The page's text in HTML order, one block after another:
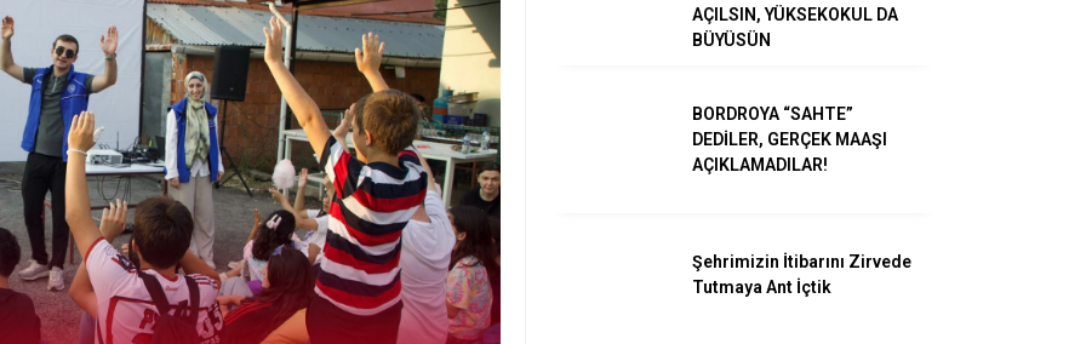
Sağlık
AÇILSIN, YÜKSEKOKUL DA
BÜYÜSÜN
BORDROYA “SAHTE”
DEDİLER, GERÇEK MAAŞI
AÇIKLAMADILAR!
Şehrimizin İtibarını Zirvede
Tutmaya Ant İçtik